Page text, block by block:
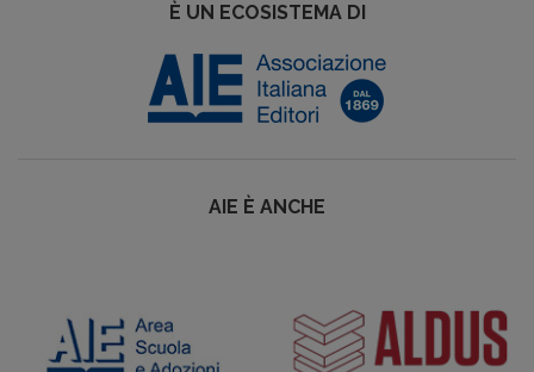
È UN ECOSISTEMA DI
AIE È ANCHE